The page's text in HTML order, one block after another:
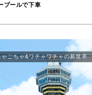
プールで下車
ゃごちゃ&ワチャワチャの新世界